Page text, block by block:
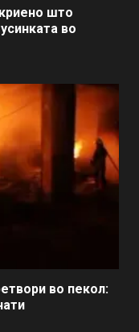
што
во
во пекол: